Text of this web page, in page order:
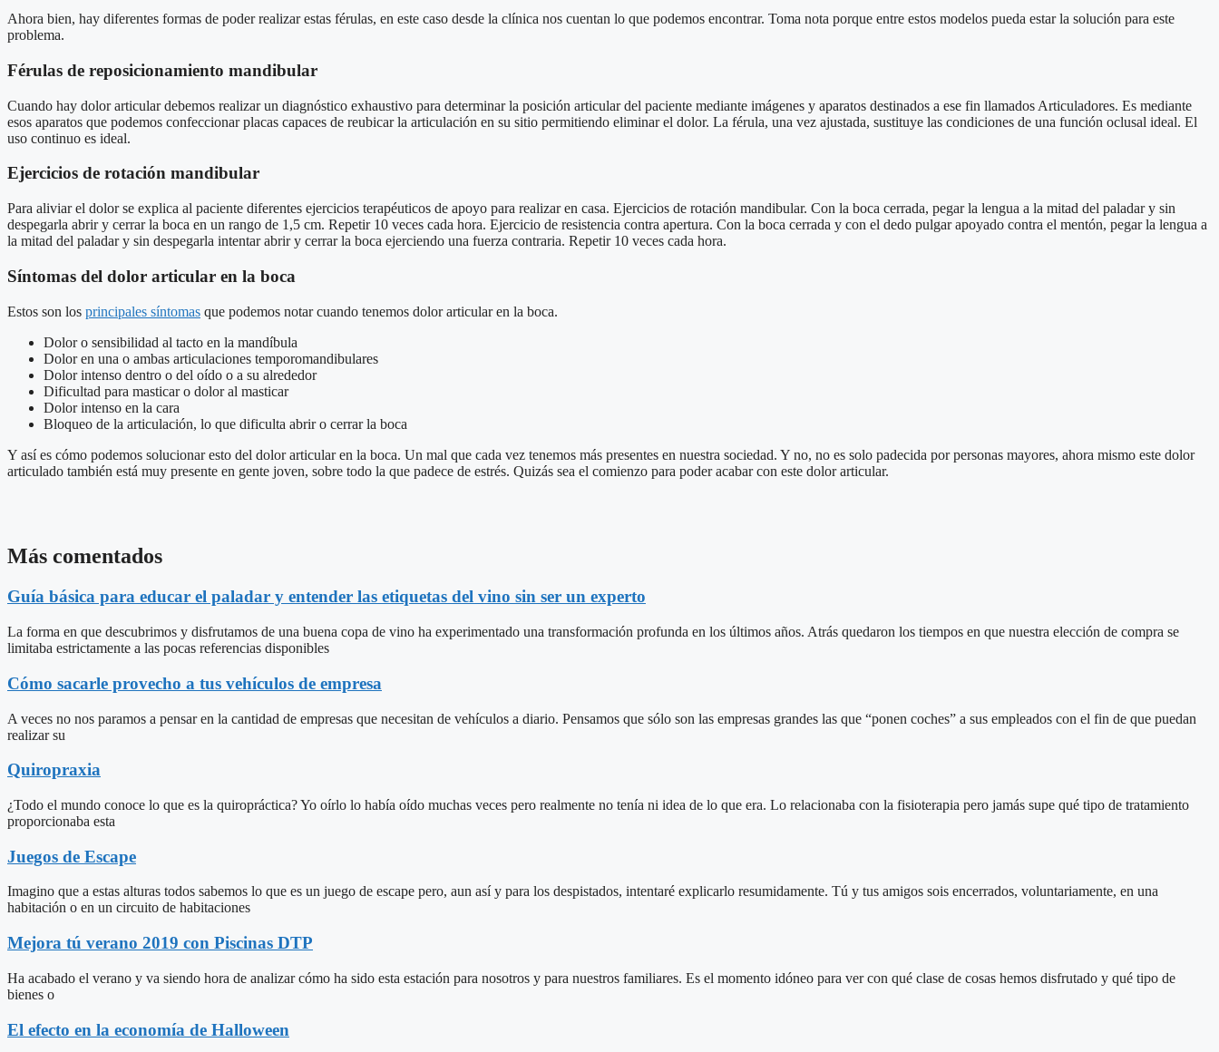
Ahora bien, hay diferentes formas de poder realizar estas férulas, en este caso desde la clínica nos cuentan lo que podemos encontrar. Toma nota porque entre estos modelos pueda estar la solución para este
problema.
Férulas de reposicionamiento mandibular
Cuando hay dolor articular debemos realizar un diagnóstico exhaustivo para determinar la posición articular del paciente mediante imágenes y aparatos destinados a ese fin llamados Articuladores. Es mediante
esos aparatos que podemos confeccionar placas capaces de reubicar la articulación en su sitio permitiendo eliminar el dolor. La férula, una vez ajustada, sustituye las condiciones de una función oclusal ideal. El
uso continuo es ideal.
Ejercicios de rotación mandibular
Para aliviar el dolor se explica al paciente diferentes ejercicios terapéuticos de apoyo para realizar en casa. Ejercicios de rotación mandibular. Con la boca cerrada, pegar la lengua a la mitad del paladar y sin
despegarla abrir y cerrar la boca en un rango de 1,5 cm. Repetir 10 veces cada hora. Ejercicio de resistencia contra apertura. Con la boca cerrada y con el dedo pulgar apoyado contra el mentón, pegar la lengua a
la mitad del paladar y sin despegarla intentar abrir y cerrar la boca ejerciendo una fuerza contraria. Repetir 10 veces cada hora.
Síntomas del dolor articular en la boca
Estos son los principales síntomas que podemos notar cuando tenemos dolor articular en la boca.
Dolor o sensibilidad al tacto en la mandíbula
Dolor en una o ambas articulaciones temporomandibulares
Dolor intenso dentro o del oído o a su alrededor
Dificultad para masticar o dolor al masticar
Dolor intenso en la cara
Bloqueo de la articulación, lo que dificulta abrir o cerrar la boca
Y así es cómo podemos solucionar esto del dolor articular en la boca. Un mal que cada vez tenemos más presentes en nuestra sociedad. Y no, no es solo padecida por personas mayores, ahora mismo este dolor
articulado también está muy presente en gente joven, sobre todo la que padece de estrés. Quizás sea el comienzo para poder acabar con este dolor articular.
Más comentados
Guía básica para educar el paladar y entender las etiquetas del vino sin ser un experto
La forma en que descubrimos y disfrutamos de una buena copa de vino ha experimentado una transformación profunda en los últimos años. Atrás quedaron los tiempos en que nuestra elección de compra se
limitaba estrictamente a las pocas referencias disponibles
Cómo sacarle provecho a tus vehículos de empresa
A veces no nos paramos a pensar en la cantidad de empresas que necesitan de vehículos a diario. Pensamos que sólo son las empresas grandes las que “ponen coches” a sus empleados con el fin de que puedan
realizar su
Quiropraxia
¿Todo el mundo conoce lo que es la quiropráctica? Yo oírlo lo había oído muchas veces pero realmente no tenía ni idea de lo que era. Lo relacionaba con la fisioterapia pero jamás supe qué tipo de tratamiento
proporcionaba esta
Juegos de Escape
Imagino que a estas alturas todos sabemos lo que es un juego de escape pero, aun así y para los despistados, intentaré explicarlo resumidamente. Tú y tus amigos sois encerrados, voluntariamente, en una
habitación o en un circuito de habitaciones
Mejora tú verano 2019 con Piscinas DTP
Ha acabado el verano y va siendo hora de analizar cómo ha sido esta estación para nosotros y para nuestros familiares. Es el momento idóneo para ver con qué clase de cosas hemos disfrutado y qué tipo de
bienes o
El efecto en la economía de Halloween